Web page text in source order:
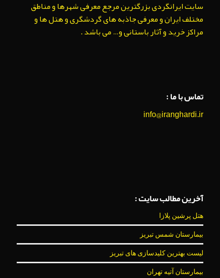
سایت ایرانگردی بزرگترین مرجع معرفی شهرها و مناطق
مختلف ایران و معرفی جاذبه های گردشگری و هتل ها و
مراکز خرید و آثار باستانی و… می باشد .
تماس با ما :
info@iranghardi.ir
آخرین مطالب سایت :
هتل پرشین پلازا
بیمارستان شمس تبریز
لیست بهترین کلیدسازی های تبریز
بیمارستان آتیه تهران